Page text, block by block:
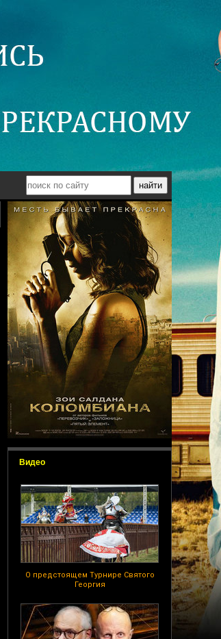
Видео
О предстоящем Турнире Святого
Георгия